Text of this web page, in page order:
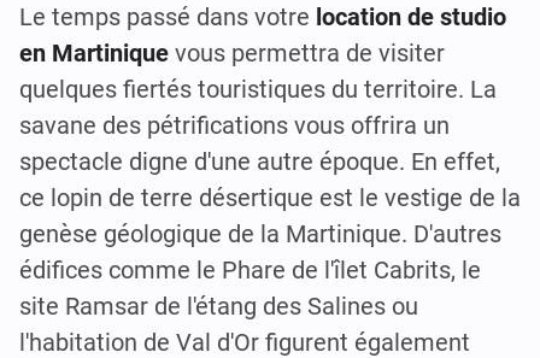
Le temps passé dans votre location de studio
en Martinique vous permettra de visiter
quelques fiertés touristiques du territoire. La
savane des pétrifications vous offrira un
spectacle digne d'une autre époque. En effet,
ce lopin de terre désertique est le vestige de la
genèse géologique de la Martinique. D'autres
édifices comme le Phare de l'îlet Cabrits, le
site Ramsar de l'étang des Salines ou
l'habitation de Val d'Or figurent également